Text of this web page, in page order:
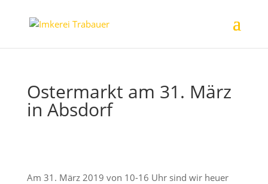
Ostermarkt am 31. März
in Absdorf
Am 31. März 2019 von 10-16 Uhr sind wir heuer